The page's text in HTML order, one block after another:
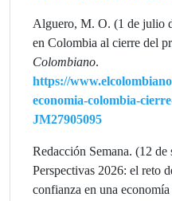
Alguero, M. O. (1 de julio
en Colombia al cierre del
Colombiano.
https://
economia-colombia-
JM27905095
Redacción Semana. (12 de
Perspectivas 2026: el reto
confianza en una